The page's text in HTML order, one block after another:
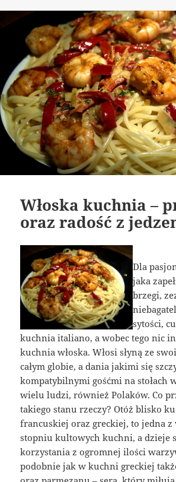
Włoska kuchnia –
oraz radość z
Dla
jaka
brzegi,
sytości,
kuchnia italiano, a wobec tego nic
kuchnia włoska. Włosi słyną ze
całym globie, a dania jakimi się
kompatybilnymi gośćmi na stołach
wielu ludzi, również Polaków. Co
takiego stanu rzeczy? Otóż blisko
francuskiej oraz greckiej, to jedna z
stopniu kultowych kuchni, a dzieje
korzystania z ogromnej ilości
podobnie jak w kuchni greckiej